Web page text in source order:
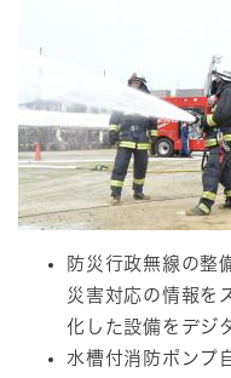
防災行政無線の
災害対応の情報を
化した設備をデジ
水槽付消防ポン